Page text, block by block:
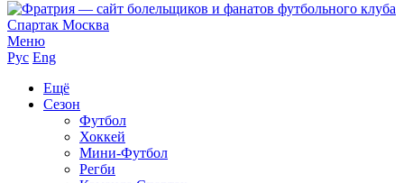
Меню
Рус Eng
Ещё
Сезон
Футбол
Хоккей
Мини-Футбол
Регби